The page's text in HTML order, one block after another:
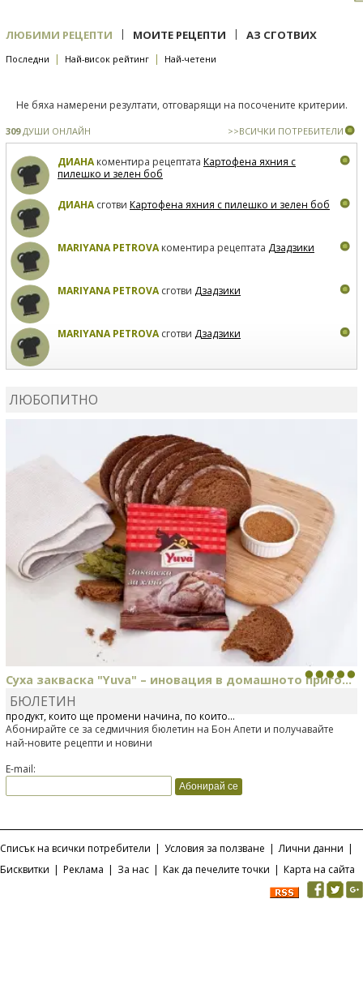
ЛЮБИМИ РЕЦЕПТИ | МОИТЕ РЕЦЕПТИ | АЗ СГОТВИХ
Последни | Най-висок рейтинг | Най-четени
Не бяха намерени резултати, отговарящи на посочените критерии.
309ДУШИ ОНЛАЙН >>ВСИЧКИ ПОТРЕБИТЕЛИ
ДИАНАкоментира рецептата Картофена яхния с
пилешко и зелен боб
ДИАНАсготви Картофена яхния с пилешко и зелен боб
MARIYANA PETROVAкоментира рецептата Дзадзики
MARIYANA PETROVAсготви Дзадзики
MARIYANA PETROVAсготви Дзадзики
ЛЮБОПИТНО
Суха закваска "Yuva" – иновация в домашното приго...
Отскоро Лесафр България стартира предлагането на изцяло нов
продукт, който ще промени начина, по който...
БЮЛЕТИН
Абонирайте се за седмичния бюлетин на Бон Апети и получавайте
най-новите рецепти и новини
E-mail:
Списък на всички потребители | Условия за ползване | Лични данни |
Бисквитки | Реклама | За нас | Как да печелите точки | Карта на сайта